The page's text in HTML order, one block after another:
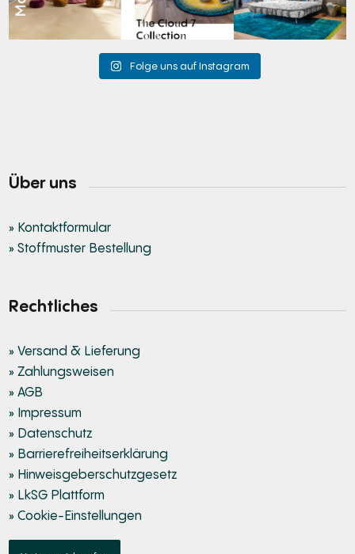
Folge uns auf Instagram
Über uns
» Kontaktformular
» Stoffmuster Bestellung
Rechtliches
» Versand & Lieferung
» Zahlungsweisen
» AGB
» Impressum
» Datenschutz
» Barrierefreiheitserklärung
» Hinweisgeberschutzgesetz
» LkSG Plattform
» Cookie-Einstellungen